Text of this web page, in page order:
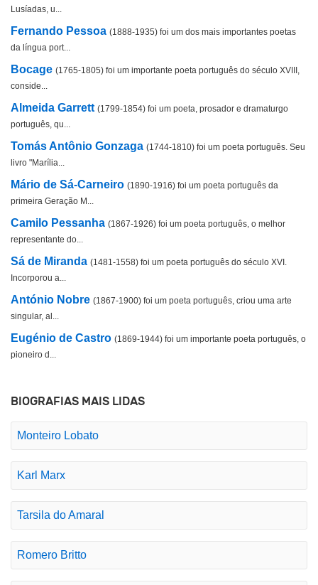
Lusíadas, u...
Fernando Pessoa (1888-1935) foi um dos mais importantes poetas
da língua port...
Bocage (1765-1805) foi um importante poeta português do século XVIII,
conside...
Almeida Garrett (1799-1854) foi um poeta, prosador e dramaturgo
português, qu...
Tomás Antônio Gonzaga (1744-1810) foi um poeta português. Seu
livro "Marília...
Mário de Sá-Carneiro (1890-1916) foi um poeta português da
primeira Geração M...
Camilo Pessanha (1867-1926) foi um poeta português, o melhor
representante do...
Sá de Miranda (1481-1558) foi um poeta português do século XVI.
Incorporou a...
António Nobre (1867-1900) foi um poeta português, criou uma arte
singular, al...
Eugénio de Castro (1869-1944) foi um importante poeta português, o
pioneiro d...
BIOGRAFIAS MAIS LIDAS
Monteiro Lobato
Karl Marx
Tarsila do Amaral
Romero Britto